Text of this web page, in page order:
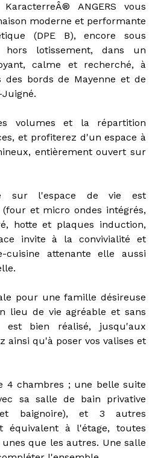
KaracterreÂ® ANGERS vous
moderne et performante
(DPE B), encore sous
hors lotissement, dans un
calme et recherché, à
des bords de Mayenne et de
volumes et la répartition
et profiterez d'un espace à
entièrement ouvert sur
sur l'espace de vie est
et micro ondes intégrés,
hotte et plaques induction,
invite à la convivialité et
cuisine attenante elle aussi
pour une famille désireuse
lieu de vie agréable et sans
est bien réalisé, jusqu'aux
ainsi qu'à poser vos valises et
4 chambres ; une belle suite
sa salle de bain privative
baignoire), et 3 autres
équivalent à l'étage, toutes
que les autres. Une salle